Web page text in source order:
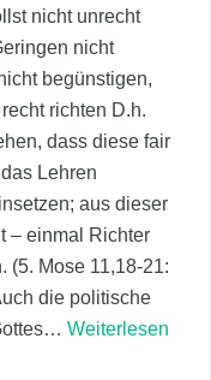
nicht unrecht
nicht
begünstigen,
richten D.h.
dass diese fair
Lehren
aus dieser
– einmal Richter
(5. Mose 11,18-21:
die politische
… Weiterlesen